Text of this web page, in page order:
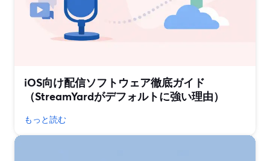
iOS向け配信ソフトウェア徹底ガイド
（StreamYardがデフォルトに強い理由）
もっと読む